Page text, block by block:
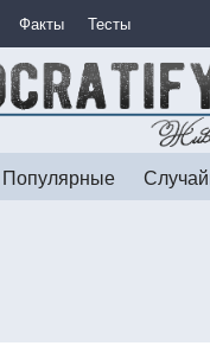
Факты Тесты
Популярные